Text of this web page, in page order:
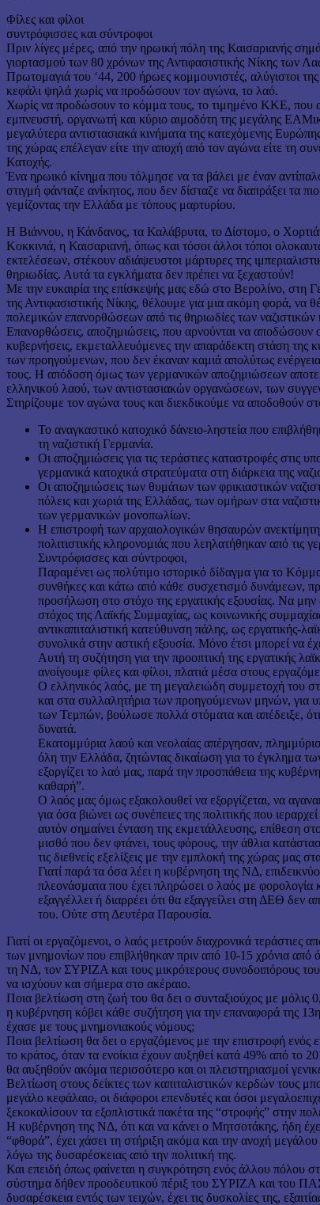
Φίλες και φίλοι
συντρόφισσες και σύντροφοι
Πριν λίγες μέρες, από την ηρωική πόλη της Καισαριανής
γιορτασμού των 80 χρόνων της Αντιφασιστικής Νίκης των
Πρωτομαγιά του ‘44, 200 ήρωες κομμουνιστές, αλύγιστοι
κεφάλι ψηλά χωρίς να προδώσουν τον αγώνα, το λαό.
Χωρίς να προδώσουν το κόμμα τους, το τιμημένο ΚΚΕ, που
εμπνευστή, οργανωτή και κύριο αιμοδότη της μεγάλης
μεγαλύτερα αντιστασιακά κινήματα της κατεχόμενης
της χώρας επέλεγαν είτε την αποχή από τον αγώνα είτε τη
Κατοχής.
Ένα ηρωικό κίνημα που τόλμησε να τα βάλει με έναν
στιγμή φάνταζε ανίκητος, που δεν δίσταζε να διαπράξει τα
γεμίζοντας την Ελλάδα με τόπους μαρτυρίου.
Η Βιάννου, η Κάνδανος, τα Καλάβρυτα, το Δίστομο, ο
Κοκκινιά, η Καισαριανή, όπως και τόσοι άλλοι τόποι
εκτελέσεων, στέκουν αδιάψευστοι μάρτυρες της
θηριωδίας. Αυτά τα εγκλήματα δεν πρέπει να ξεχαστούν!
Με την ευκαιρία της επίσκεψής μας εδώ στο Βερολίνο, στη
της Αντιφασιστικής Νίκης, θέλουμε για μια ακόμη φορά, να
πολεμικών επανορθώσεων από τις θηριωδίες των
Επανορθώσεις, αποζημιώσεις, που αρνούνται να αποδώσουν
κυβερνήσεις, εκμεταλλευόμενες την απαράδεκτη στάση της
των προηγούμενων, που δεν έκαναν καμιά απολύτως ενέργεια
τους. Η απόδοση όμως των γερμανικών αποζημιώσεων
ελληνικού λαού, των αντιστασιακών οργανώσεων, των
Στηρίζουμε τον αγώνα τους και διεκδικούμε να αποδοθούν
Το αναγκαστικό κατοχικό δάνειο-ληστεία που
τη ναζιστική Γερμανία.
Οι αποζημιώσεις για τις τεράστιες καταστροφές στις
γερμανικά κατοχικά στρατεύματα στη διάρκεια της
Οι αποζημιώσεις των θυμάτων των φρικιαστικών
πόλεις και χωριά της Ελλάδας, των ομήρων στα
των γερμανικών μονοπωλίων.
Η επιστροφή των αρχαιολογικών θησαυρών
πολιτιστικής κληρονομιάς που λεηλατήθηκαν από τις
Συντρόφισσες και σύντροφοι,
Παραμένει ως πολύτιμο ιστορικό δίδαγμα για το
συνθήκες και κάτω από κάθε συσχετισμό δυνάμεων,
προσήλωση στο στόχο της εργατικής εξουσίας. Να μην
στόχος της Λαϊκής Συμμαχίας, ως κοινωνικής
αντικαπιταλιστική κατεύθυνση πάλης, ως εργατικής-
συνολικά στην αστική εξουσία. Μόνο έτσι μπορεί να
Αυτή τη συζήτηση για την προοπτική της εργατικής
ανοίγουμε φίλες και φίλοι, πλατιά μέσα στους
Ο ελληνικός λαός, με τη μεγαλειώδη συμμετοχή του
και στα συλλαλητήρια των προηγούμενων μηνών, για
των Τεμπών, βούλωσε πολλά στόματα και απέδειξε,
δυνατά.
Εκατομμύρια λαού και νεολαίας απέργησαν,
όλη την Ελλάδα, ζητώντας δικαίωση για το έγκλημα
εξοργίζει το λαό μας, παρά την προσπάθεια της
καθαρή”.
Ο λαός μας όμως εξακολουθεί να εξοργίζεται, να
για όσα βιώνει ως συνέπειες της πολιτικής που
αυτόν σημαίνει ένταση της εκμετάλλευσης, επίθεση
μισθό που δεν φτάνει, τους φόρους, την άθλια
τις διεθνείς εξελίξεις με την εμπλοκή της χώρας μας
Γιατί παρά τα όσα λέει η κυβέρνηση της ΝΔ,
πλεονάσματα που έχει πληρώσει ο λαός με φορολογία
εξαγγέλλει ή διαρρέει ότι θα εξαγγείλει στη ΔΕΘ δεν
του. Ούτε στη Δευτέρα Παρουσία.
Γιατί οι εργαζόμενοι, ο λαός μετρούν διαχρονικά τεράστιες
των μνημονίων που επιβλήθηκαν πριν από 10-15 χρόνια
τη ΝΔ, τον ΣΥΡΙΖΑ και τους μικρότερους συνοδοιπόρους
να ισχύουν και σήμερα στο ακέραιο.
Ποια βελτίωση στη ζωή του θα δει ο συνταξιούχος με μόλις
η κυβέρνηση κόβει κάθε συζήτηση για την επαναφορά της
έχασε με τους μνημονιακούς νόμους;
Ποια βελτίωση θα δει ο εργαζόμενος με την επιστροφή ενός
το κράτος, όταν τα ενοίκια έχουν αυξηθεί κατά 49% από το
θα αυξηθούν ακόμα περισσότερο και οι πλειστηριασμοί
Βελτίωση στους δείκτες των καπιταλιστικών κερδών τους
μεγάλο κεφάλαιο, οι διάφοροι επενδυτές και όσοι
ξεκοκαλίσουν τα εξοπλιστικά πακέτα της “στροφής” στην
Η κυβέρνηση της ΝΔ, ότι και να κάνει ο Μητσοτάκης, ήδη
“φθορά”, έχει χάσει τη στήριξη ακόμα και την ανοχή
λόγω της δυσαρέσκειας από την πολιτική της.
Και επειδή όπως φαίνεται η συγκρότηση ενός άλλου πόλου
σύστημα δήθεν προοδευτικού πέριξ του ΣΥΡΙΖΑ και του
δυσαρέσκεια εντός των τειχών, έχει τις δυσκολίες της,